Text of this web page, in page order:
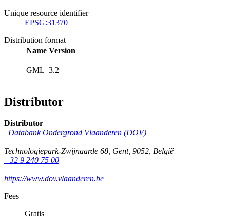
Unique resource identifier
EPSG:31370
Distribution format
Name Version
GML 3.2
Distributor
Distributor
Databank Ondergrond Vlaanderen (DOV)
Technologiepark-Zwijnaarde 68, Gent, 9052, België
+32 9 240 75 00
https://www.dov.vlaanderen.be
Fees
Gratis